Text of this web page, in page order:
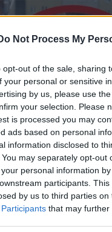
Not Process My
opt-out of the sale, sharing
your personal or sensitive
by us, please use
your selection. Please
is processed you may
ads based on personal
information disclosed to
may separately opt-out
personal information
participants.
by us to third parties on
that may
на почти 900
кафене за